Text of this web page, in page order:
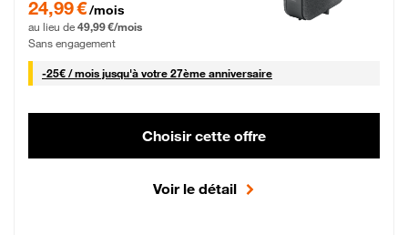
24,99 €/mois
au lieu de 49,99 €/mois
Sans engagement
-25€ / mois25 € par mois
jusqu'à votre 27ème anniversaire
Choisir cette offre
Voir le détail